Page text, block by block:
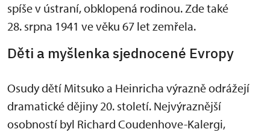
spíše v ústraní, obklopená rodinou. Zde také
28. srpna 1941 ve věku 67 let zemřela.
Děti a myšlenka sjednocené Evropy
Osudy dětí Mitsuko a Heinricha výrazně odrážejí
dramatické dějiny 20. století. Nejvýraznější
osobností byl Richard Coudenhove-Kalergi,